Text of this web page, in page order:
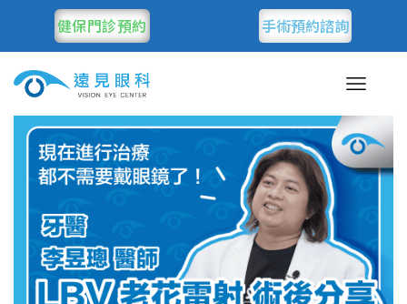
健保門診預約 手術預約諮詢